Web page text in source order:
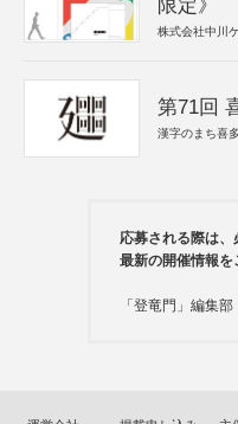
限定》
株式会社中川
第71回
漢字のまち喜
応募される際は
最新の開催情報を
「登竜門」編集部